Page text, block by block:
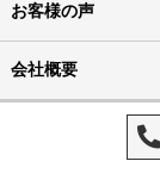
お客様の声
会社概要